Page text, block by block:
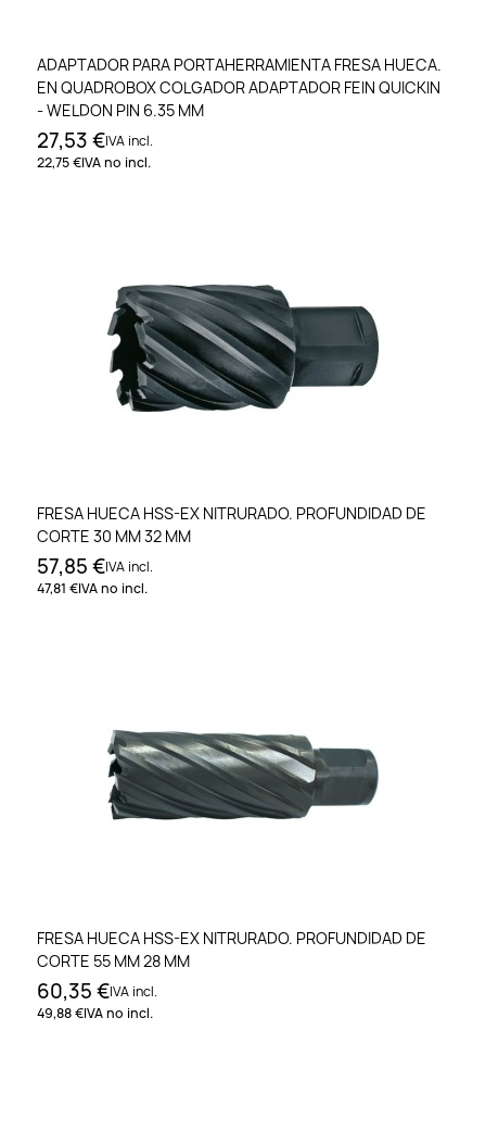
ADAPTADOR PARA PORTAHERRAMIENTA FRESA HUECA.
EN QUADROBOX COLGADOR ADAPTADOR FEIN QUICKIN
- WELDON PIN 6.35 MM
27,53 €IVA incl.
22,75 €IVA no incl.
FRESA HUECA HSS-EX NITRURADO. PROFUNDIDAD DE
CORTE 30 MM 32 MM
57,85 €IVA incl.
47,81 €IVA no incl.
FRESA HUECA HSS-EX NITRURADO. PROFUNDIDAD DE
CORTE 55 MM 28 MM
60,35 €IVA incl.
49,88 €IVA no incl.